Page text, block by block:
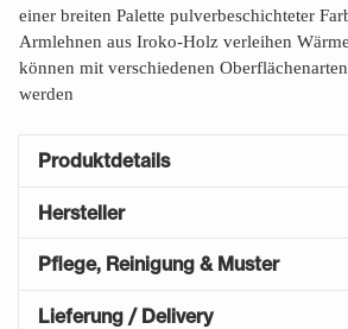
einer breiten Palette pulverbeschichteter
Armlehnen aus Iroko-Holz verleihen
können mit verschiedenen
werden
Produktdetails
Hersteller
Pflege, Reinigung & Muster
Lieferung / Delivery